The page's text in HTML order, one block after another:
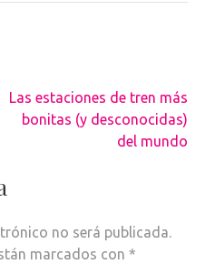
Las estaciones de tren más
bonitas (y desconocidas)
del mundo
no será publicada.
marcados con *